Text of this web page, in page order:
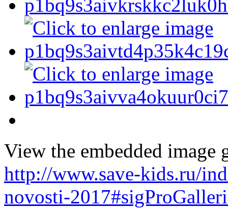
View the embedded image
http://www.save-kids.ru/
novosti-